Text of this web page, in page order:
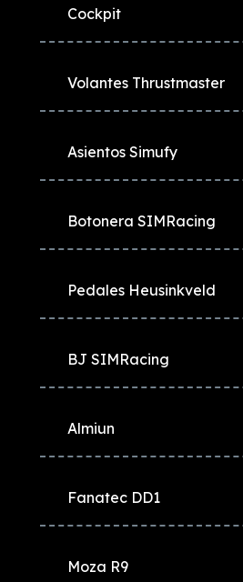
Cockpit
Volantes Thrustmaster
Asientos Simufy
Botonera SIMRacing
Pedales Heusinkveld
BJ SIMRacing
Almiun
Fanatec DD1
Moza R9